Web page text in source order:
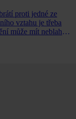
proti jedné ze
vztahu je třeba
může mít neblahé